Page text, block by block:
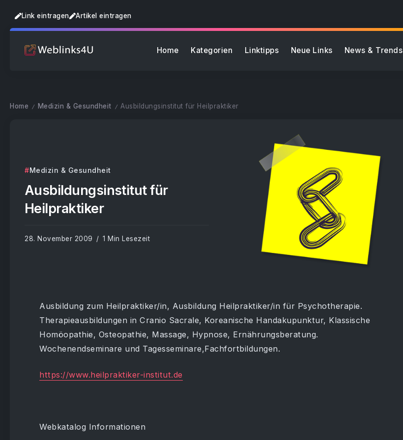
Link eintragen Artikel eintragen
Home Kategorien Linktipps Neue Links News & Trends
Home / Medizin & Gesundheit / Ausbildungsinstitut für Heilpraktiker
Medizin & Gesundheit
Ausbildungsinstitut für
Heilpraktiker
28. November 2009 1 Min Lesezeit
Ausbildung zum Heilpraktiker/in, Ausbildung Heilpraktiker/in für Psychotherapie.
Therapieausbildungen in Cranio Sacrale, Koreanische Handakupunktur, Klassische
Homöopathie, Osteopathie, Massage, Hypnose, Ernährungsberatung.
Wochenendseminare und Tagesseminare,Fachfortbildungen.
https://www.heilpraktiker-institut.de
Webkatalog Informationen